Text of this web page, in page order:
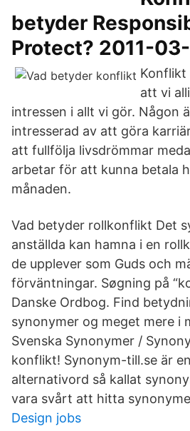
betyder
Protect? 2011-
Konflikt
att vi
intressen i allt vi gör. Någon
intresserad av att göra
att fullfölja livsdrömmar
arbetar för att kunna betala
månaden.
Vad betyder rollkonflikt Det
anställda kan hamna i en
de upplever som Guds och
förväntningar. Søgning på
Danske Ordbog. Find
synonymer og meget mere i
Svenska Synonymer /
konflikt! Synonym-till.se är
alternativord så kallat
vara svårt att hitta
Design jobs